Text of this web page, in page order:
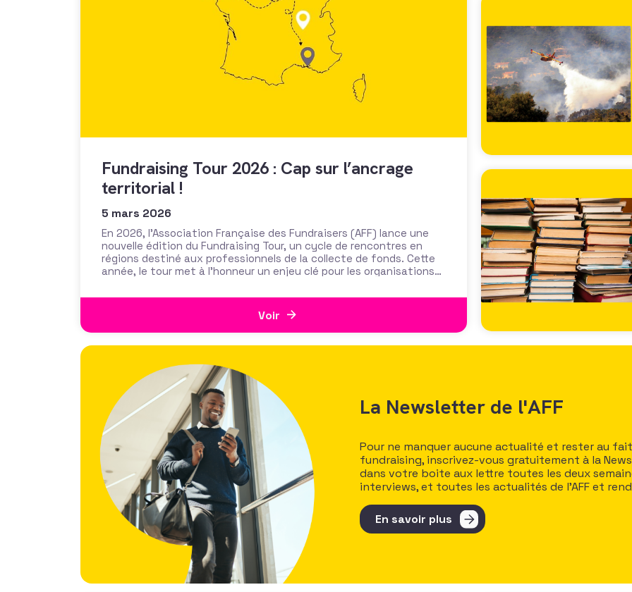
Fundraising Tour 2026 : Cap sur l’ancrage
territorial !
5 mars 2026
En 2026, l’Association Française des Fundraisers (AFF) lance une
nouvelle édition du Fundraising Tour, un cycle de rencontres en
régions destiné aux professionnels de la collecte de fonds. Cette
année, le tour met à l’honneur un enjeu clé pour les organisations
Voir
La Newsletter de l'AFF
Pour ne manquer aucune actualité et rester au
fundraising, inscrivez-vous gratuitement à la
dans votre boite aux lettre toutes les deux
interviews, et toutes les actualités de l’AFF et
En savoir plus